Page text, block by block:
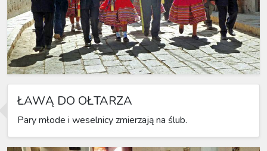
ŁAWĄ DO OŁTARZA
Pary młode i weselnicy zmierzają na ślub.